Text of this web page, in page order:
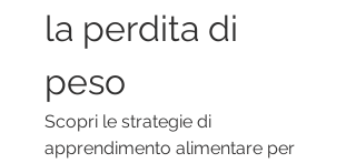
la perdita di
peso
Scopri le strategie di
apprendimento alimentare per